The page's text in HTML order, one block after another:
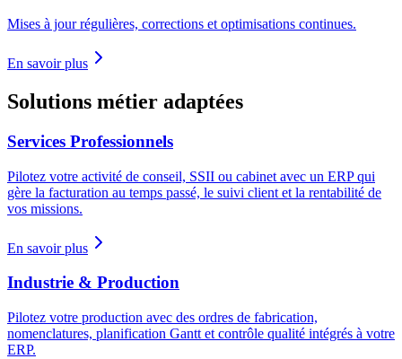
Mises à jour régulières, corrections et optimisations continues.
En savoir plus
Solutions métier adaptées
Services Professionnels
Pilotez votre activité de conseil, SSII ou cabinet avec un ERP qui
gère la facturation au temps passé, le suivi client et la rentabilité de
vos missions.
En savoir plus
Industrie & Production
Pilotez votre production avec des ordres de fabrication,
nomenclatures, planification Gantt et contrôle qualité intégrés à votre
ERP.